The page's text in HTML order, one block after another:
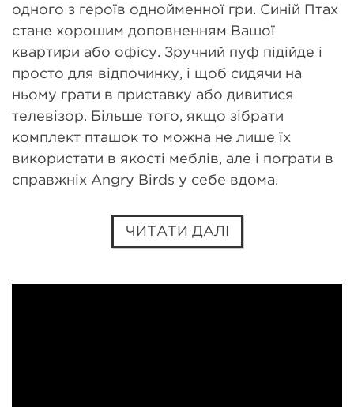
одного з героїв однойменної гри. Синій Птах
стане хорошим доповненням Вашої
квартири або офісу. Зручний пуф підійде і
просто для відпочинку, і щоб сидячи на
ньому грати в приставку або дивитися
телевізор. Більше того, якщо зібрати
комплект пташок то можна не лише їх
використати в якості меблів, але і пограти в
справжніх Angry Birds у себе вдома.
ЧИТАТИ ДАЛІ